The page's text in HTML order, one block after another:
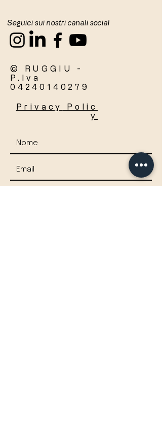
Seguici sui nostri canali social
© RUGGIU -
P.Iva
04240140279
Privacy
Polic
y